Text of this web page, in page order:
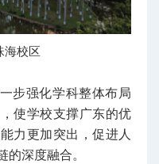
海校区
步强化学科整体布局
使学校支撑广东的优
力更加突出，促进人
的深度融合。